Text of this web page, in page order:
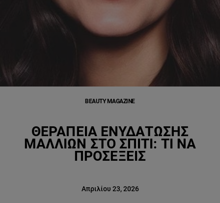
BEAUTY MAGAZINE
ΘΕΡΑΠΕΊΑ ΕΝΥΔΆΤΩΣΗΣ
ΜΑΛΛΙΏΝ ΣΤΟ ΣΠΊΤΙ: ΤΙ ΝΑ
ΠΡΟΣΈΞΕΙΣ
Απριλίου 23, 2026